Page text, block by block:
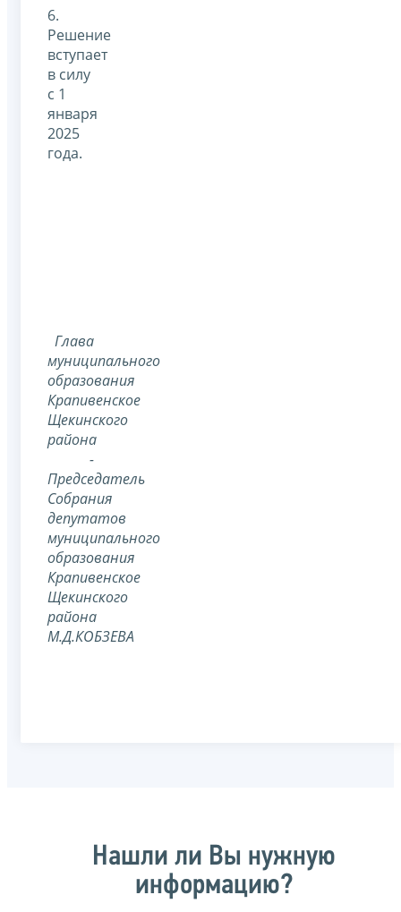
6.
Решение
вступает
в силу
с 1
января
2025
года.
Глава
муниципального
образования
Крапивенское
Щекинского
района
-
Председатель
Собрания
депутатов
муниципального
образования
Крапивенское
Щекинского
района
М.Д.КОБЗЕВА
Нашли ли Вы нужную
информацию?